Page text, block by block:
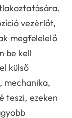
vezérlőt,
megfelelelő
be kell
külső
mechanika,
teszi, ezeken